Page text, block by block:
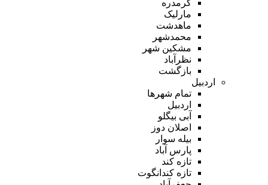
گرمدره
مارلیک
ماهدشت
محمدشهر
مشکین شهر
نظرآباد
بازگشت
اردبیل
تمام شهر‌ها
اردبیل
آبی بیگلو
اصلان دوز
بیله سوار
پارس آباد
تازه کند
تازه کندانگوت